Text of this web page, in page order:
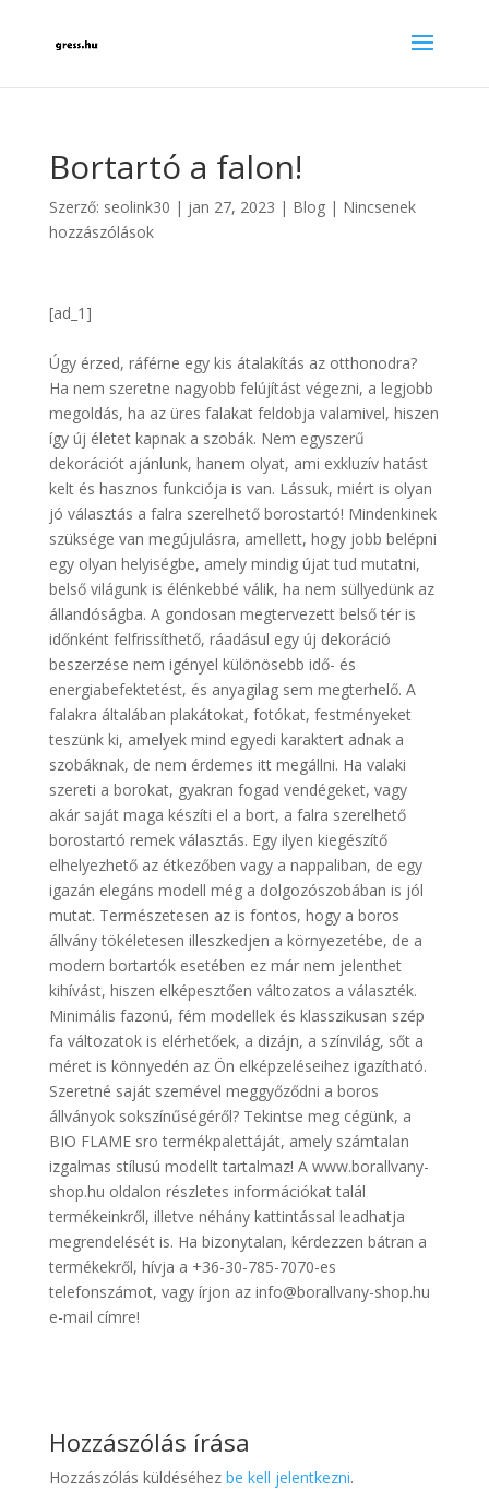
Bortartó a falon!
Szerző: seolink30 | jan 27, 2023 | Blog| Nincsenek
hozzászólások
[ad_1]
Úgy érzed, ráférne egy kis átalakítás az otthonodra?
Ha nem szeretne nagyobb felújítást végezni, a legjobb
megoldás, ha az üres falakat feldobja valamivel, hiszen
így új életet kapnak a szobák. Nem egyszerű
dekorációt ajánlunk, hanem olyat, ami exkluzív hatást
kelt és hasznos funkciója is van. Lássuk, miért is olyan
jó választás a falra szerelhető borostartó! Mindenkinek
szüksége van megújulásra, amellett, hogy jobb belépni
egy olyan helyiségbe, amely mindig újat tud mutatni,
belső világunk is élénkebbé válik, ha nem süllyedünk az
állandóságba. A gondosan megtervezett belső tér is
időnként felfrissíthető, ráadásul egy új dekoráció
beszerzése nem igényel különösebb idő- és
energiabefektetést, és anyagilag sem megterhelő. A
falakra általában plakátokat, fotókat, festményeket
teszünk ki, amelyek mind egyedi karaktert adnak a
szobáknak, de nem érdemes itt megállni. Ha valaki
szereti a borokat, gyakran fogad vendégeket, vagy
akár saját maga készíti el a bort, a falra szerelhető
borostartó remek választás. Egy ilyen kiegészítő
elhelyezhető az étkezőben vagy a nappaliban, de egy
igazán elegáns modell még a dolgozószobában is jól
mutat. Természetesen az is fontos, hogy a boros
állvány tökéletesen illeszkedjen a környezetébe, de a
modern bortartók esetében ez már nem jelenthet
kihívást, hiszen elképesztően változatos a választék.
Minimális fazonú, fém modellek és klasszikusan szép
fa változatok is elérhetőek, a dizájn, a színvilág, sőt a
méret is könnyedén az Ön elképzeléseihez igazítható.
Szeretné saját szemével meggyőződni a boros
állványok sokszínűségéről? Tekintse meg cégünk, a
BIO FLAME sro termékpalettáját, amely számtalan
izgalmas stílusú modellt tartalmaz! A www.borallvany-
shop.hu oldalon részletes információkat talál
termékeinkről, illetve néhány kattintással leadhatja
megrendelését is. Ha bizonytalan, kérdezzen bátran a
termékekről, hívja a +36-30-785-7070-es
telefonszámot, vagy írjon az info@borallvany-shop.hu
e-mail címre!
Hozzászólás írása
Hozzászólás küldéséhez be kell jelentkezni.